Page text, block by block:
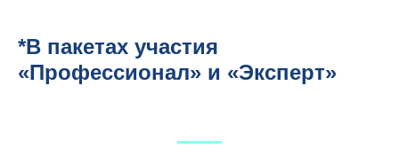
*В пакетах участия
«Профессионал» и «Эксперт»